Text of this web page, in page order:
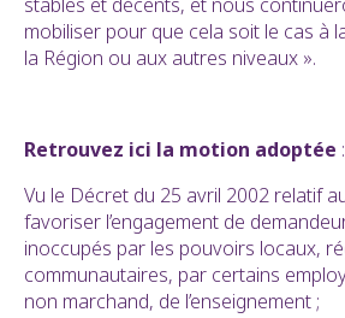
mobiliser pour que cela soit le cas à
la Région ou aux autres niveaux ».
Retrouvez ici la motion adoptée :
Vu le Décret du 25 avril 2002 relatif
favoriser l’engagement de
inoccupés par les pouvoirs locaux,
communautaires, par certains
non marchand, de l’enseignement ;